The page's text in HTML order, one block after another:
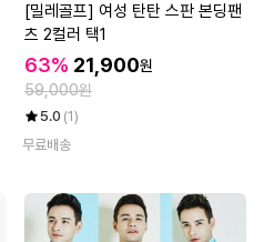
[밀레골프] 여성 탄탄 스판 본딩팬
츠 2컬러 택1
63% 21,900원
59,000원
5.0 (1)
무료배송